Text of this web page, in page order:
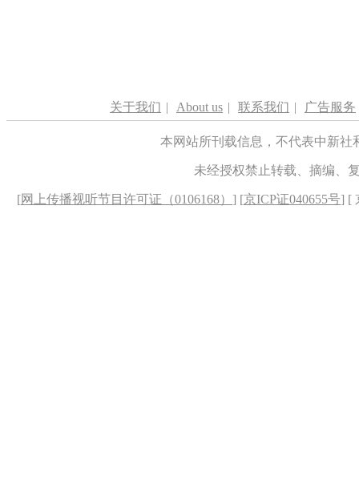
关于我们 | About us | 联系我们 | 广告服务
本网站所刊载信息，不代表中新
未经授权禁止转载、摘编、
[网上传播视听节目许可证（0106168） ] [京ICP证040655号] [